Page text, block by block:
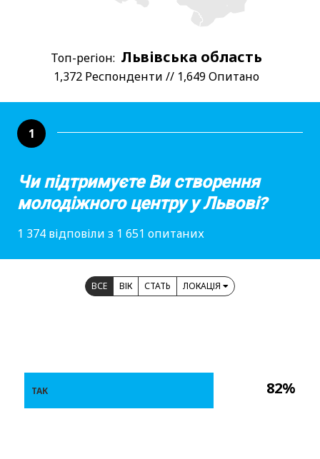
Топ-регіон: Львівська область
1,372 Респонденти // 1,649 Опитано
1
Чи підтримуєте Ви створення
молодіжного центру у Львові?
1 374 відповіли з 1 651 опитаних
ВСЕ ВІК СТАТЬ ЛОКАЦІЯ
82%
ТАК